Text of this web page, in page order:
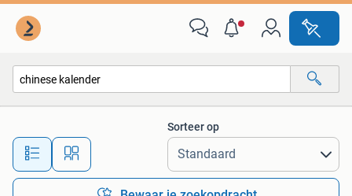
Alle afstanden…
Sorteer op